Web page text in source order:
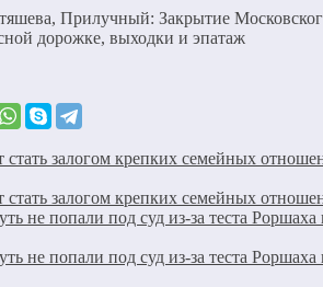
Прилучный: Закрытие
дорожке, выходки и эпатаж
стать залогом крепких семейных
стать залогом крепких семейных
не попали под суд из-за теста
не попали под суд из-за теста